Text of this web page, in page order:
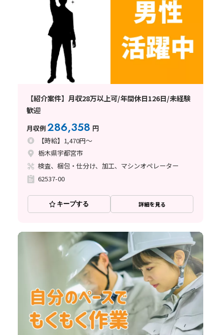
【紹介案件】月収28万以上可/年間休日126日/未経験
歓迎
月収例286,358 円
【時給】1,470円～
栃木県宇都宮市
検査、梱包・仕分け、加工、マシンオペレーター
62537-00
キープする 詳細を見る